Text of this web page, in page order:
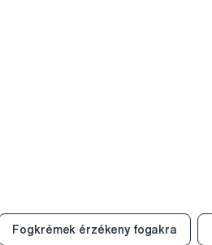
Fogkrémek érzékeny fogakra